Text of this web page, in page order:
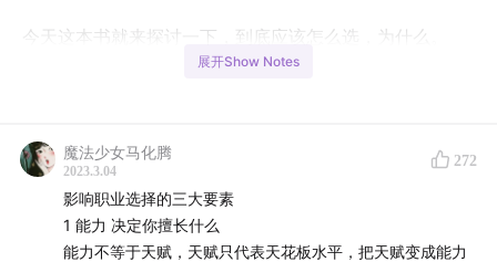
今天这本书就来探讨一下，到底应该怎么选，为什么。
欢迎在以下平台关注我们：
携隐Melody：小红书🍠|微博🧣
纵横四海：小红书🍠 |微博🧣|即刻🟡
展开Show Notes
魔法少女马化腾
2023.3.04
272
影响职业选择的三大要素
1 能力 决定你擅长什么
能力不等于天赋，天赋只代表天花板水平，把天赋变成能力